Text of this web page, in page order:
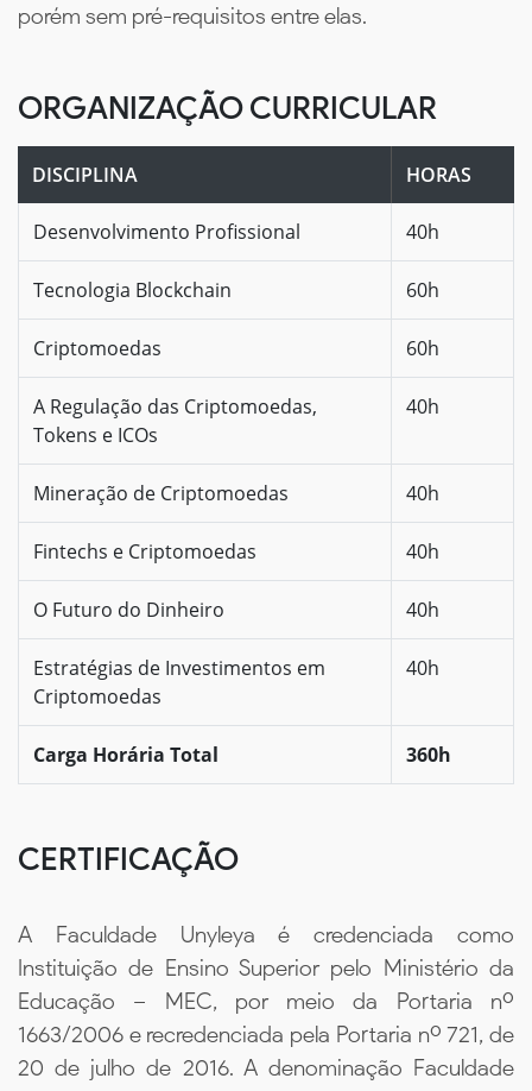
porém sem pré-requisitos entre elas.
ORGANIZAÇÃO CURRICULAR
DISCIPLINA HORAS
Desenvolvimento Profissional 40h
Tecnologia Blockchain 60h
Criptomoedas 60h
A Regulação das Criptomoedas,
Tokens e ICOs
40h
Mineração de Criptomoedas 40h
Fintechs e Criptomoedas 40h
O Futuro do Dinheiro 40h
Estratégias de Investimentos em
Criptomoedas
40h
Carga Horária Total 360h
CERTIFICAÇÃO
A Faculdade Unyleya é credenciada como
Instituição de Ensino Superior pelo Ministério da
Educação – MEC, por meio da Portaria nº
1663/2006 e recredenciada pela Portaria nº 721, de
20 de julho de 2016. A denominação Faculdade